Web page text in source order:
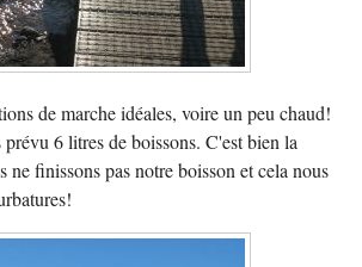
de marche idéales, voire un peu chaud!
6 litres de boissons. C'est bien la
ne finissons pas notre boisson et cela nous